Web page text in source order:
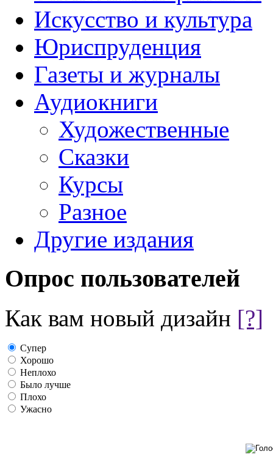
Искусство и культура
Юриспруденция
Газеты и журналы
Аудиокниги
Художественные
Сказки
Курсы
Разное
Другие издания
Опрос пользователей
Как вам новый дизайн [?]
Супер
Хорошо
Неплохо
Было лучше
Плохо
Ужасно